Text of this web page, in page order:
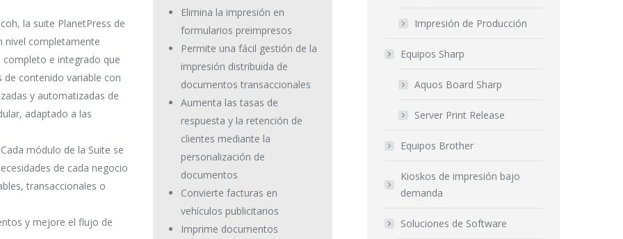
la suite PlanetPress de
nivel completamente
completo e integrado que
contenido variable con
y automatizadas de
adaptado a las
módulo de la Suite se
de cada negocio
transaccionales o
y mejore el flujo de
Elimina la impresión en
formularios preimpresos
Permite una fácil gestión de la
impresión distribuida de
documentos transaccionales
Aumenta las tasas de
respuesta y la retención de
clientes mediante la
personalización de
documentos
Convierte facturas en
vehículos publicitarios
Imprime documentos
Impresión de Producción
Equipos Sharp
Aquos Board Sharp
Server Print Release
Equipos Brother
Kioskos de impresión bajo
demanda
Soluciones de Software